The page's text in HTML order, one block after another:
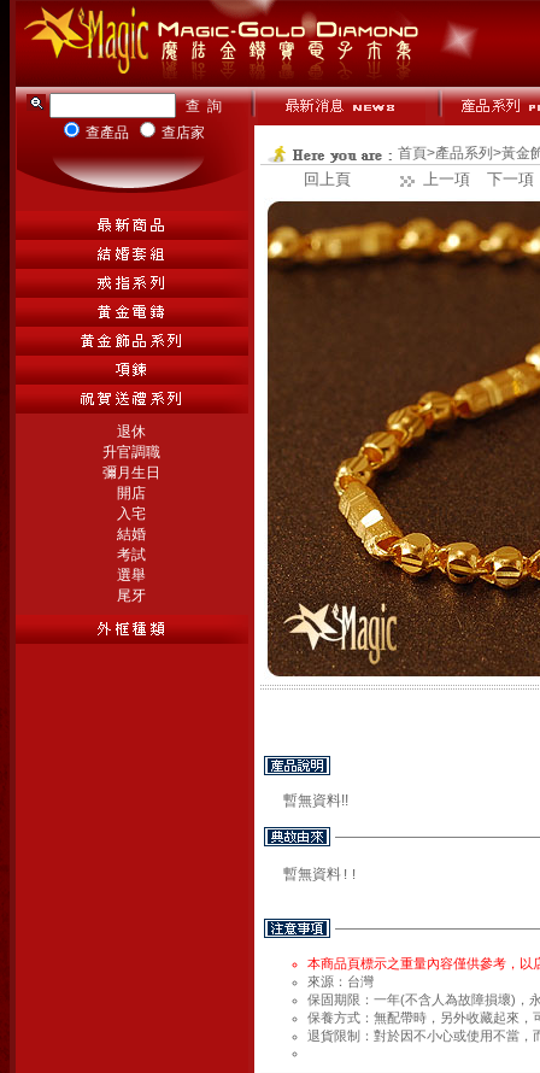
查產品 查店家
退休
升官調職
彌月生日
開店
入宅
結婚
考試
選舉
尾牙
首頁>產品系列>黃金
回上頁 上一項 下一項
暫無資料!!
暫無資料!!
本商品頁標示之重量內容僅供參考，以
來源：台灣
保固期限：一年(不含人為故障損壞)，
保養方式：無配帶時，另外收藏起來
退貨限制：對於因不小心或使用不當